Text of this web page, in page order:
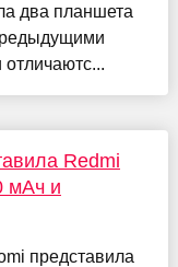
два планшета
Redmi
мАч и
представила